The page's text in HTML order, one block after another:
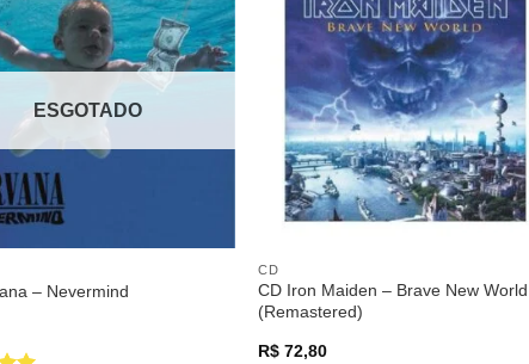
Adicionar
a lista de
desejos
ESGOTADO
– Nevermind
Adicionar
a lista de
desejos
CD
CD Iron Maiden – Brave New World
(Remastered)
R$ 72,80